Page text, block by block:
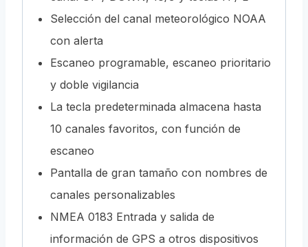
Selección del canal meteorológico NOAA
con alerta
Escaneo programable, escaneo prioritario
y doble vigilancia
La tecla predeterminada almacena hasta
10 canales favoritos, con función de
escaneo
Pantalla de gran tamaño con nombres de
canales personalizables
NMEA 0183 Entrada y salida de
información de GPS a otros dispositivos